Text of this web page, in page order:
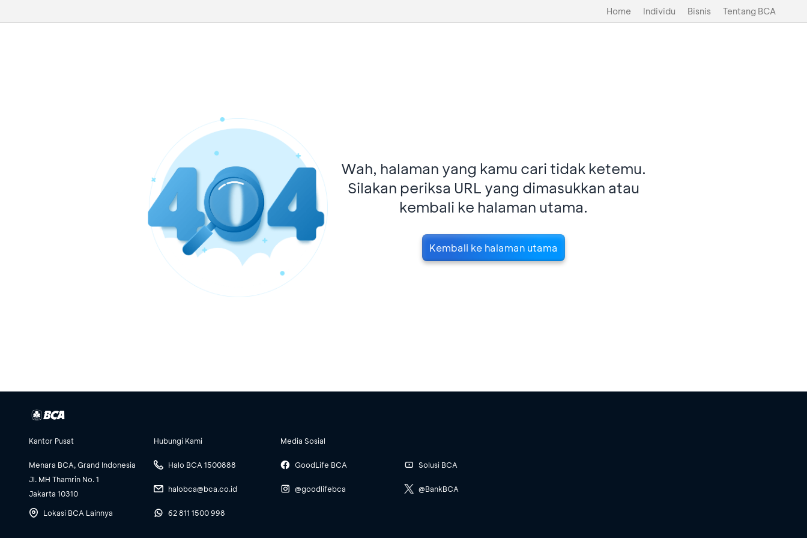
Home Individu Bisnis Tentang BCA
Wah, halaman yang kamu cari tidak ketemu.
Silakan periksa URL yang dimasukkan atau
kembali ke halaman utama.
Kembali ke halaman utama
Kantor Pusat
Menara BCA, Grand Indonesia
Jl. MH Thamrin No. 1
Jakarta 10310
Lokasi BCA Lainnya
Hubungi Kami
Halo BCA 1500888
halobca@bca.co.id
62 811 1500 998
Media Sosial
GoodLife BCA
@goodlifebca
Solusi BCA
@BankBCA